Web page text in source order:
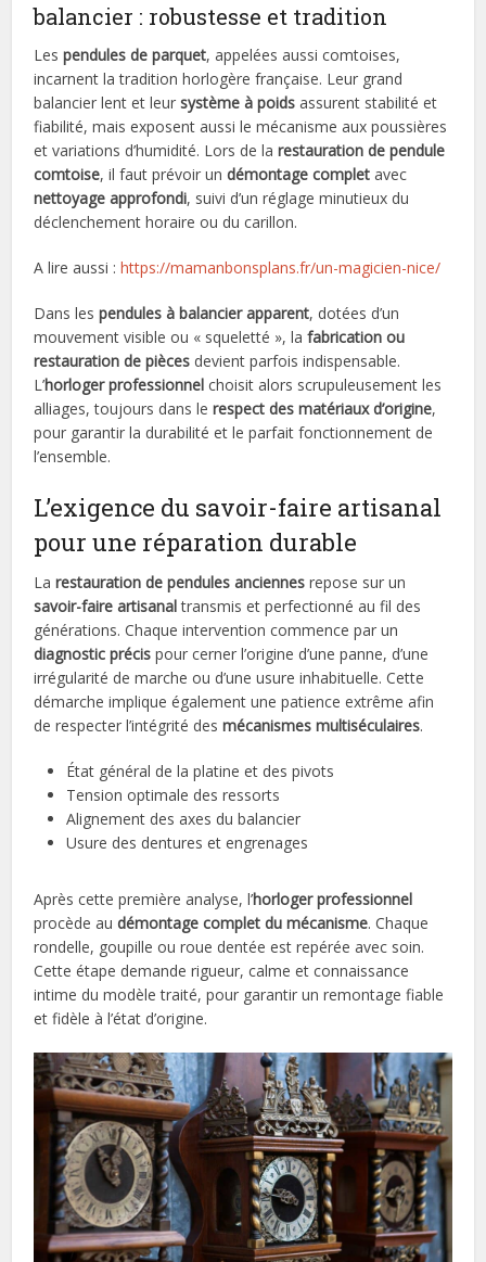
balancier : robustesse et tradition
Lespendules de parquet, appelées aussi comtoises,
incarnent la tradition horlogère française. Leur grand
balancier lent et leursystème à poids assurent stabilité et
fiabilité, mais exposent aussi le mécanisme aux poussières
et variations d’humidité. Lors de larestauration de pendule
comtoise, il faut prévoir undémontage complet avec
nettoyage approfondi, suivi d’un réglage minutieux du
déclenchement horaire ou du carillon.
A lire aussi :https://mamanbonsplans.fr/un-magicien-nice/
Dans lespendules à balancier apparent, dotées d’un
mouvement visible ou « squeletté », lafabrication ou
restauration de pièces devient parfois indispensable.
L’horloger professionnel choisit alors scrupuleusement les
alliages, toujours dans lerespect des matériaux d’origine,
pour garantir la durabilité et le parfait fonctionnement de
l’ensemble.
L’exigence du savoir-faire artisanal
pour une réparation durable
Larestauration de pendules anciennes repose sur un
savoir-faire artisanaltransmis et perfectionné au fil des
générations. Chaque intervention commence par un
diagnostic précis pour cerner l’origine d’une panne, d’une
irrégularité de marche ou d’une usure inhabituelle. Cette
démarche implique également une patience extrême afin
de respecter l’intégrité desmécanismes multiséculaires.
État général de la platine et des pivots
Tension optimale des ressorts
Alignement des axes du balancier
Usure des dentures et engrenages
Après cette première analyse, l’horloger professionnel
procède audémontage complet du mécanisme. Chaque
rondelle, goupille ou roue dentée est repérée avec soin.
Cette étape demande rigueur, calme et connaissance
intime du modèle traité, pour garantir un remontage fiable
et fidèle à l’état d’origine.